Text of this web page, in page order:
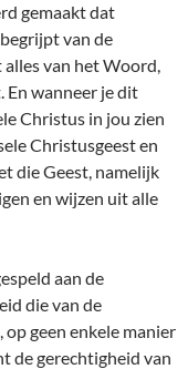
gemaakt dat
van de
van het Woord,
En wanneer je dit
Christus in jou zien
Christusgeest en
die Geest, namelijk
en wijzen uit alle
aan de
die van de
geen enkele manier
de gerechtigheid van